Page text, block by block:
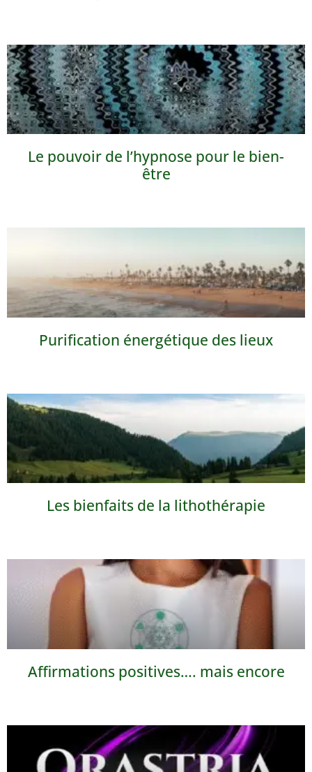
Le pouvoir de l’hypnose pour le bien-
être
Purification énergétique des lieux
Les bienfaits de la lithothérapie
Affirmations positives…. mais encore